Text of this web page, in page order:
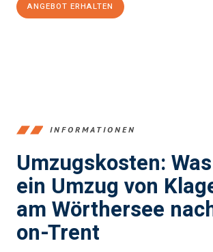
ANGEBOT ERHALTEN
INFORMATIONEN
Umzugskosten:
ein Umzug von
am Wörthersee
on-Trent